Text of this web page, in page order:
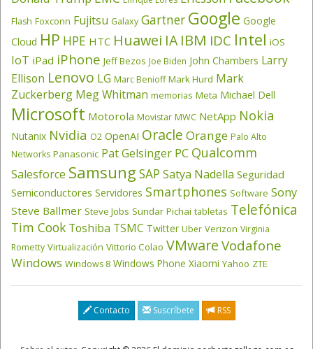
Flash Foxconn Fujitsu Galaxy Gartner Google Google
Cloud HP HPE HTC Huawei IA IBM IDC Intel iOS
IoT iPad iPhone Jeff Bezos Joe Biden John Chambers Larry
Ellison Lenovo LG Marc Benioff Mark Hurd Mark
Zuckerberg Meg Whitman memorias Meta Michael Dell
Microsoft Motorola Movistar MWC NetApp Nokia
Nutanix Nvidia O2 OpenAI Oracle Orange Palo Alto
Networks Panasonic Pat Gelsinger PC Qualcomm
Salesforce Samsung SAP Satya Nadella Seguridad
Semiconductores Servidores Smartphones Software Sony
Steve Ballmer Steve Jobs Sundar Pichai tabletas Telefónica
Tim Cook Toshiba TSMC Twitter Uber Verizon Virginia
Rometty Virtualización Vittorio Colao VMwareVodafone
Windows Windows 8 Windows Phone Xiaomi Yahoo ZTE
Contacto Suscríbete RSS